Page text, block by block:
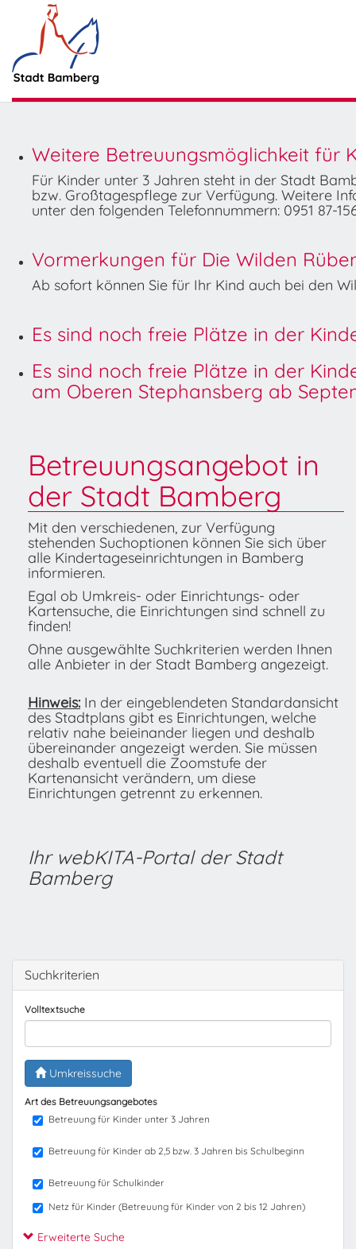
Weitere Betreuungsmöglichkeit für
Für Kinder unter 3 Jahren steht in der Stadt
bzw. Großtagespflege zur Verfügung. Weitere
unter den folgenden Telefonnummern: 0951 87-
Vormerkungen für Die Wilden
Ab sofort können Sie für Ihr Kind auch bei den
Es sind noch freie Plätze in der
Es sind noch freie Plätze in der
am Oberen Stephansberg ab
Betreuungsangebot in
der Stadt Bamberg
Mit den verschiedenen, zur Verfügung
stehenden Suchoptionen können Sie sich über
alle Kindertageseinrichtungen in Bamberg
informieren.
Egal ob Umkreis- oder Einrichtungs- oder
Kartensuche, die Einrichtungen sind schnell zu
finden!
Ohne ausgewählte Suchkriterien werden Ihnen
alle Anbieter in der Stadt Bamberg angezeigt.
Hinweis: In der eingeblendeten Standardansicht
des Stadtplans gibt es Einrichtungen, welche
relativ nahe beieinander liegen und deshalb
übereinander angezeigt werden. Sie müssen
deshalb eventuell die Zoomstufe der
Kartenansicht verändern, um diese
Einrichtungen getrennt zu erkennen.
Ihr webKITA-Portal der Stadt
Bamberg
Suchkriterien
Volltextsuche
Umkreissuche
Art des Betreuungsangebotes
Betreuung für Kinder unter 3 Jahren
Betreuung für Kinder ab 2,5 bzw. 3 Jahren bis Schulbeginn
Betreuung für Schulkinder
Netz für Kinder (Betreuung für Kinder von 2 bis 12 Jahren)
Erweiterte Suche